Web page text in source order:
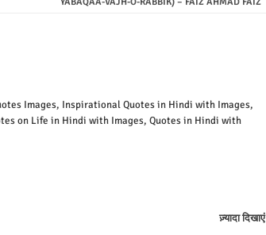
Images, Inspirational Quotes in Hindi with Images,
on Life in Hindi with Images, Quotes in Hindi with
ज़्यादा दिखाएं